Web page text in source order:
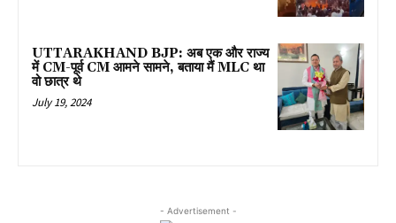
UTTARAKHAND BJP: अब एक और राज्य
में CM-पूर्व CM आमने सामने, बताया मैं MLC था
वो छात्र थे
July 19, 2024
- Advertisement -